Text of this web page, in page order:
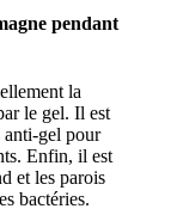
pendant
la
le gel. Il est
anti-gel pour
Enfin, il est
et les parois
bactéries.